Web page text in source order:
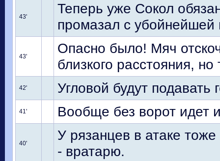
43'
Теперь уже Сокол
промазал с убойнейшей
43'
Опасно было! Мяч
близкого расстояния,
42' Угловой будут подавать
41' Вообще без ворот идет
40'
У рязанцев в атаке
- вратарю.